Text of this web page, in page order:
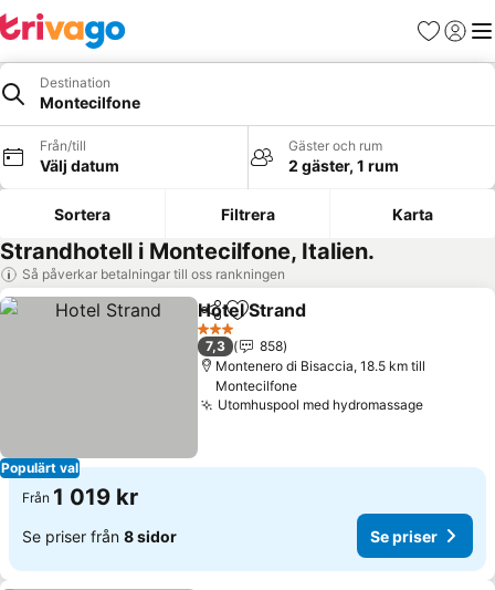
Favoriter
Logga
Destination
Montecilfone
Från/till
Välj datum
Gäster och rum
2 gäster, 1 rum
Sortera Filtrera Karta
Strandhotell i Montecilfone, Italien.
Så påverkar betalningar till oss rankningen
Populärt val
Dela Lägg till i Mina Favoriter
Hotel Strand
3 Stjärnor
7,3
858
Montenero di Bisaccia, 18.5 km till
Montecilfone
Utomhuspool med hydromassage
Från 1 019 kr
Se priser från 8 sidor Se priser